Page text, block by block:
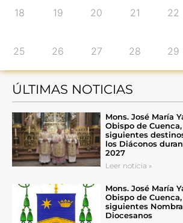
18 19 20 21 22
25 26 27 28 29
ÚLTIMAS NOTICIAS
Mons. José María
Obispo de
siguientes
los Diáconos
2027
Leer noticia »
Mons. José María
Obispo de
siguientes
Diocesanos